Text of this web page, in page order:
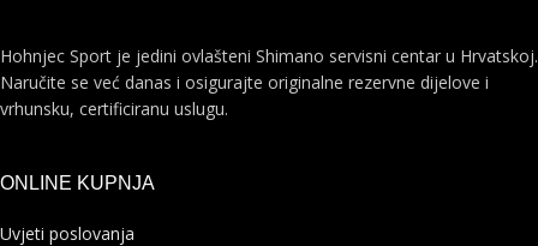
Hohnjec Sport je jedini ovlašteni Shimano servisni centar u Hrvatskoj.
Naručite se već danas i osigurajte originalne rezervne dijelove i
vrhunsku, certificiranu uslugu.
ONLINE KUPNJA
Uvjeti poslovanja